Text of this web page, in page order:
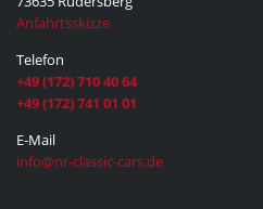
Anfahrtsskizze
Telefon
+49 (172) 710 40 64
+49 (172) 741 01 01
E-Mail
info@nr-classic-cars.de